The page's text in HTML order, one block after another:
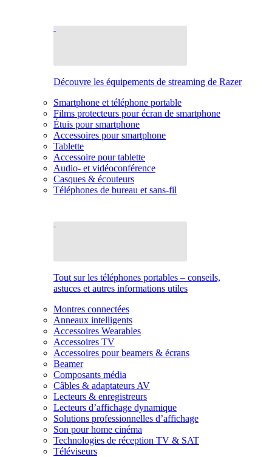
Découvre les équipements de streaming de Razer
Smartphone et téléphone portable
Films protecteurs pour écran de smartphone
Étuis pour smartphone
Accessoires pour smartphone
Tablette
Accessoire pour tablette
Audio- et vidéoconférence
Casques & écouteurs
Téléphones de bureau et sans-fil
Tout sur les téléphones portables – conseils,
astuces et autres informations utiles
Montres connectées
Anneaux intelligents
Accessoires Wearables
Accessoires TV
Accessoires pour beamers & écrans
Beamer
Composants média
Câbles & adaptateurs AV
Lecteurs & enregistreurs
Lecteurs d’affichage dynamique
Solutions professionnelles d’affichage
Son pour home cinéma
Technologies de réception TV & SAT
Téléviseurs